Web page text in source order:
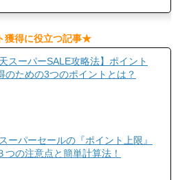
獲得に役立つ記事★​
天スーパーSALE攻略法】ポイント
のための3つのポイントとは？
ーパーセールの『ポイント上限』
つの注意点と簡単計算法！